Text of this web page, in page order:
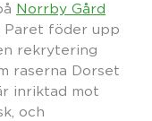
Norrby Gård
Paret föder upp
rekrytering
raserna Dorset
inriktad mot
och